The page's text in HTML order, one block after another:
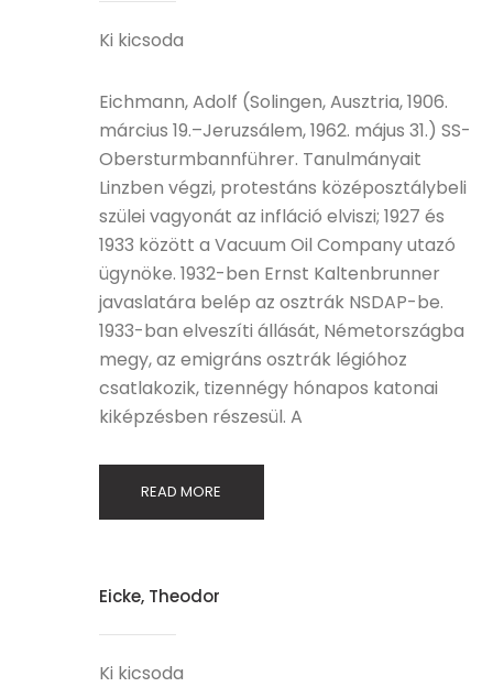
Ki kicsoda
Eichmann, Adolf (Solingen, Ausztria, 1906.
március 19.–Jeruzsálem, 1962. május 31.) SS-
Obersturmbannführer. Tanulmányait
Linzben végzi, protestáns középosztálybeli
szülei vagyonát az infláció elviszi; 1927 és
1933 között a Vacuum Oil Company utazó
ügynöke. 1932-ben Ernst Kaltenbrunner
javaslatára belép az osztrák NSDAP-be.
1933-ban elveszíti állását, Németországba
megy, az emigráns osztrák légióhoz
csatlakozik, tizennégy hónapos katonai
kiképzésben részesül. A
READ MORE
Eicke, Theodor
Ki kicsoda